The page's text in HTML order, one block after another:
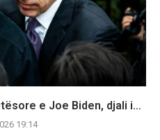
e Joe Biden, djali i...
19:14